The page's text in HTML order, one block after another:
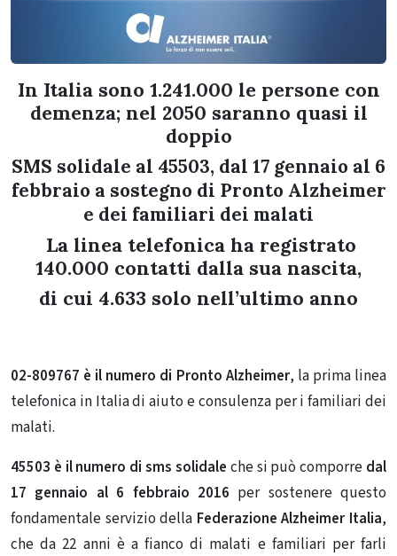
In Italia sono 1.241.000 le persone con
demenza; nel 2050 saranno quasi il
doppio
SMS solidale al 45503, dal 17 gennaio al 6
febbraio a sostegno di Pronto Alzheimer
e dei familiari dei malati
La linea telefonica ha registrato
140.000 contatti dalla sua nascita,
di cui 4.633 solo nell’ultimo anno
02-809767 è il numero di Pronto Alzheimer, la prima linea
telefonica in Italia di aiuto e consulenza per i familiari dei
malati.
45503 è il numero di sms solidale che si può comporre dal
17 gennaio al 6 febbraio 2016 per sostenere questo
fondamentale servizio della Federazione Alzheimer Italia,
che da 22 anni è a fianco di malati e familiari per farli